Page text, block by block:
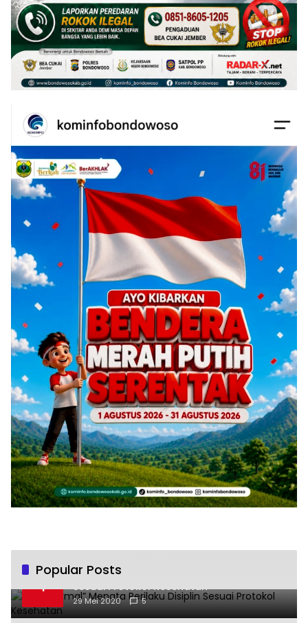
Popular Posts
1
“New Normal” Menata Perilaku Disiplin
Sesuai Protokol Kesehatan
29 Mei 2020 5